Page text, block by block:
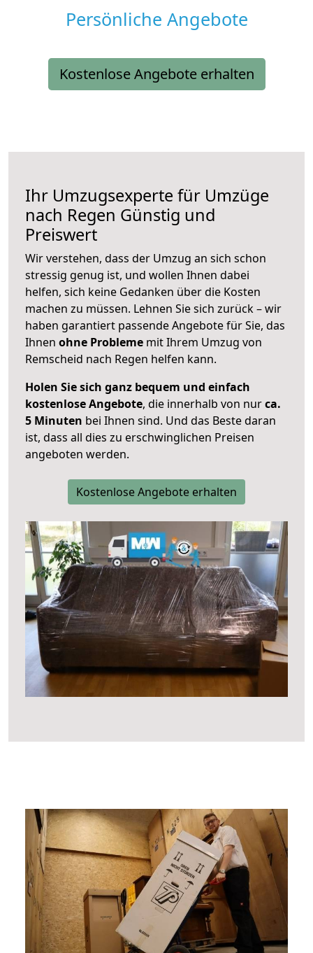
Persönliche Angebote
Kostenlose Angebote erhalten
Ihr Umzugsexperte für Umzüge
nach Regen Günstig und
Preiswert
Wir verstehen, dass der Umzug an sich schon
stressig genug ist, und wollen Ihnen dabei
helfen, sich keine Gedanken über die Kosten
machen zu müssen. Lehnen Sie sich zurück – wir
haben garantiert passende Angebote für Sie, das
Ihnen ohne Probleme mit Ihrem Umzug von
Remscheid nach Regen helfen kann.
Holen Sie sich ganz bequem und einfach
kostenlose Angebote, die innerhalb von nurca.
5 Minuten bei Ihnen sind. Und das Beste daran
ist, dass all dies zu erschwinglichen Preisen
angeboten werden.
Kostenlose Angebote erhalten